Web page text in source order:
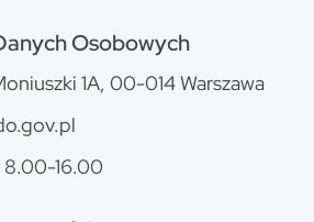
Osobowych
1A, 00-014 Warszawa
8.00-16.00